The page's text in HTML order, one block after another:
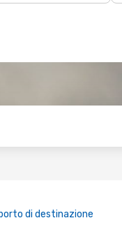
di destinazione